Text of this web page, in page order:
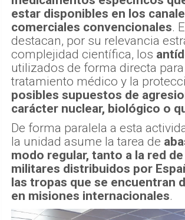
estar disponibles en los
comerciales convencionales.
destacan, por su relevancia
complejidad científica, los
utilizados de forma directa para
tratamiento médico y la
posibles supuestos de
carácter nuclear, biológico o
De forma paralela a esta
la unidad asume la tarea de
modo regular, tanto a la red
militares distribuidos por
las tropas que se encuentran
en misiones internacionales.